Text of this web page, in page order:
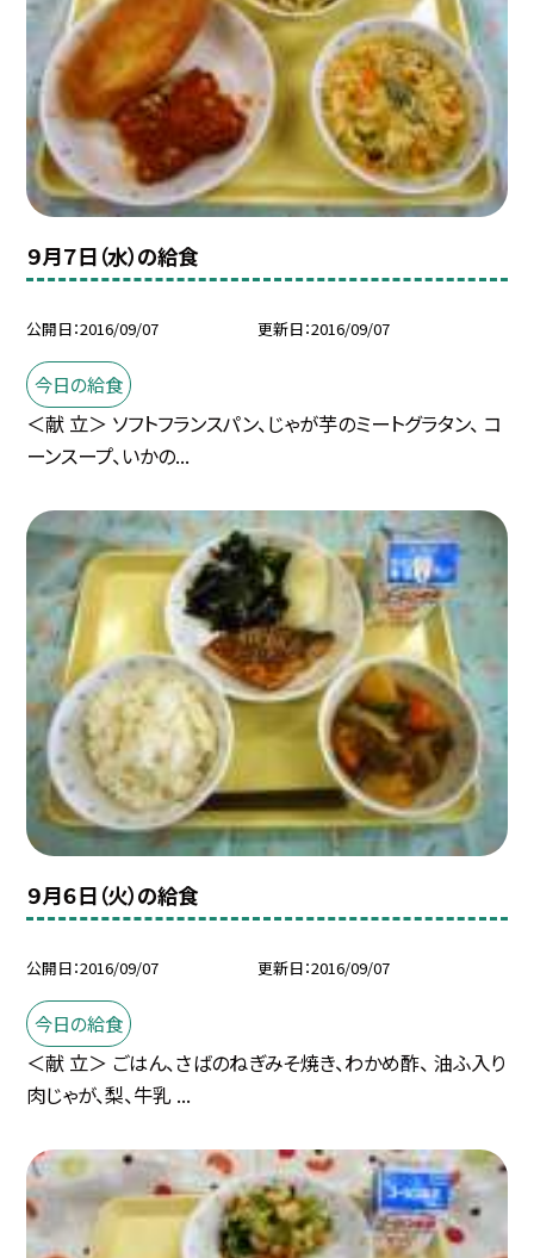
９月７日（水）の給食
公開日 2016/09/07 更新日 2016/09/07
今日の給食
＜献 立＞ ソフトフランスパン、じゃが芋のミートグラタン、 コ
ーンスープ、いかの...
９月６日（火）の給食
公開日 2016/09/07 更新日 2016/09/07
今日の給食
＜献 立＞ ごはん、さばのねぎみそ焼き、わかめ酢、 油ふ入り
肉じゃが、梨、牛乳 ...